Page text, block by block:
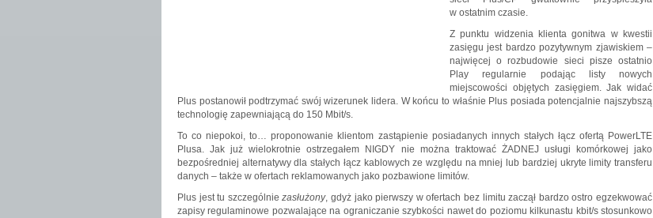
w ostatnim czasie.
Z punktu widzenia klienta gonitwa w kwestii
zasięgu jest bardzo pozytywnym zjawiskiem –
najwięcej o rozbudowie sieci pisze ostatnio
Play regularnie podając listy nowych
miejscowości objętych zasięgiem. Jak widać
Plus postanowił podtrzymać swój wizerunek lidera. W końcu to właśnie Plus posiada potencjalnie najszybszą
technologię zapewniającą do 150 Mbit/s.
To co niepokoi, to… proponowanie klientom zastąpienie posiadanych innych stałych łącz ofertą PowerLTE
Plusa. Jak już wielokrotnie ostrzegałem NIGDY nie można traktować ŻADNEJ usługi komórkowej jako
bezpośredniej alternatywy dla stałych łącz kablowych ze względu na mniej lub bardziej ukryte limity transferu
danych – także w ofertach reklamowanych jako pozbawione limitów.
Plus jest tu szczególniezasłużony, gdyż jako pierwszy w ofertach bez limitu zaczął bardzo ostro egzekwować
zapisy regulaminowe pozwalające na ograniczanie szybkości nawet do poziomu kilkunastu kbit/s stosunkowo